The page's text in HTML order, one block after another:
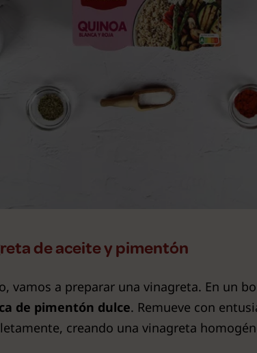
de aceite y pimentón
vamos a preparar una vinagreta. En un
de pimentón dulce. Remueve con
creando una vinagreta